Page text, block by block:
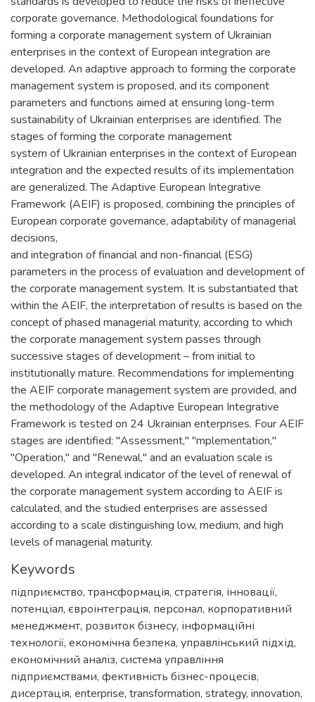
corporate governance. Methodological foundations for
forming a corporate management system of Ukrainian
enterprises in the context of European integration are
developed. An adaptive approach to forming the corporate
management system is proposed, and its component
parameters and functions aimed at ensuring long-term
sustainability of Ukrainian enterprises are identified. The
stages of forming the corporate management
system of Ukrainian enterprises in the context of European
integration and the expected results of its implementation
are generalized. The Adaptive European Integrative
Framework (AEIF) is proposed, combining the principles of
European corporate governance, adaptability of managerial
decisions,
and integration of financial and non-financial (ESG)
parameters in the process of evaluation and development of
the corporate management system. It is substantiated that
within the AEIF, the interpretation of results is based on the
concept of phased managerial maturity, according to which
the corporate management system passes through
successive stages of development – from initial to
institutionally mature. Recommendations for implementing
the AEIF corporate management system are provided, and
the methodology of the Adaptive European Integrative
Framework is tested on 24 Ukrainian enterprises. Four AEIF
stages are identified: "Assessment," "mplementation,"
"Operation," and "Renewal," and an evaluation scale is
developed. An integral indicator of the level of renewal of
the corporate management system according to AEIF is
calculated, and the studied enterprises are assessed
according to a scale distinguishing low, medium, and high
Keywords
підприємство, трансформація, стратегія, інновації,
потенціал, євроінтеграція, персонал, корпоративний
менеджмент, розвиток бізнесу, інформаційні
технології, економічна безпека, управлінський підхід,
економічний аналіз, система управління
підприємствами, фективність бізнес-процесів,
дисертація, enterprise, transformation, strategy, innovation,